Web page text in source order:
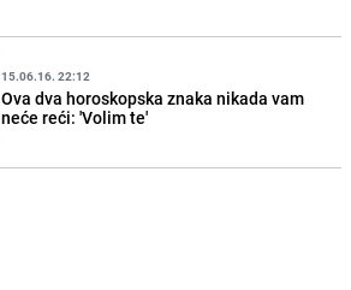
15.06.16. 22:12
Ova dva horoskopska znaka nikada vam
neće reći: 'Volim te'